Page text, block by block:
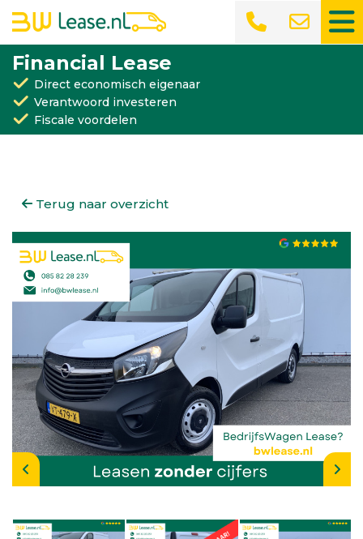
Financial Lease
Direct economisch eigenaar
Verantwoord investeren
Fiscale voordelen
Terug naar overzicht